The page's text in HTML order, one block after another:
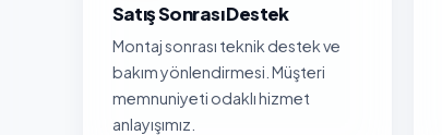
Satış Sonrası Destek
Montaj sonrası teknik destek ve
bakım yönlendirmesi. Müşteri
memnuniyeti odaklı hizmet
anlayışımız.